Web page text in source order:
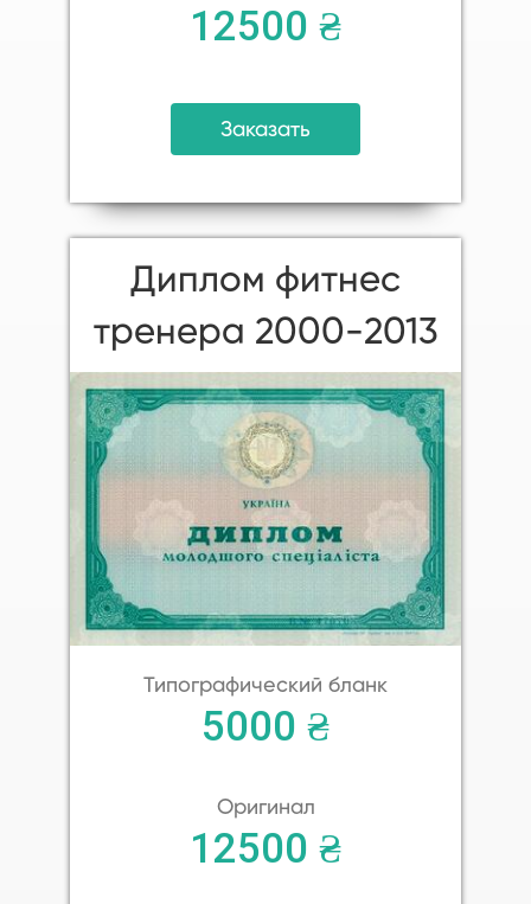
12500 ₴
Заказать
Диплом фитнес
тренера 2000-2013
Типографический бланк
5000 ₴
Оригинал
12500 ₴